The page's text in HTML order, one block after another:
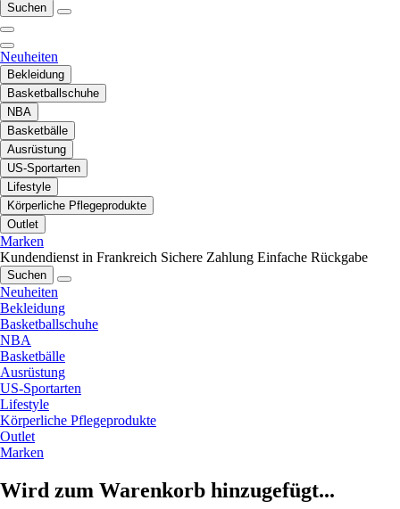
Suchen
Neuheiten
Bekleidung
Basketballschuhe
NBA
Basketbälle
Ausrüstung
US-Sportarten
Lifestyle
Körperliche Pflegeprodukte
Outlet
Marken
Kundendienst in Frankreich Sichere Zahlung Einfache Rückgabe
Suchen
Neuheiten
Bekleidung
Basketballschuhe
NBA
Basketbälle
Ausrüstung
US-Sportarten
Lifestyle
Körperliche Pflegeprodukte
Outlet
Marken
Wird zum Warenkorb hinzugefügt...